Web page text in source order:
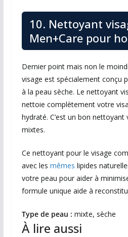
10. Nettoyant
Men+Care pour
Dernier point mais non le
visage est spécialement conçu
à la peau sèche. Le nettoyant
nettoie complètement votre
hydraté. C’est un bon nettoyant
mixtes.
Ce nettoyant pour le visage
avec les mêmes lipides
votre peau pour aider à
formule unique aide à
Type de peau : mixte, sèche
À lire aussi